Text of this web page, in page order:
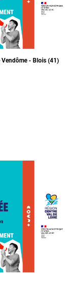
Vendôme - Blois (41)